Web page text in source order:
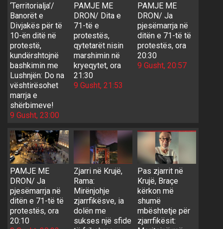
‘Territorialja’/
Banorët e
Divjakës për të
10-ën ditë në
protestë,
kundërshtojnë
bashkimin me
Lushnjën: Do na
vështirësohet
marrja e
shërbimeve!
9 Gusht, 23:00
PAMJE ME
DRON/ Dita e
71-të e
protestës,
qytetarët nisin
marshimin në
kryeqytet, ora
21:30
9 Gusht, 21:53
PAMJE ME
DRON/ Ja
pjesëmarrja në
ditën e 71-të të
protestës, ora
20:30
9 Gusht, 20:57
PAMJE ME
DRON/ Ja
pjesëmarrja në
ditën e 71-të të
protestës, ora
20:10
Zjarri në Krujë,
Rama:
Mirënjohje
zjarrfikësve, ia
dolën me
sukses një sfide
Pas zjarrit në
Krujë, Braçe
kërkon më
shumë
mbështetje për
zjarrfikësit: